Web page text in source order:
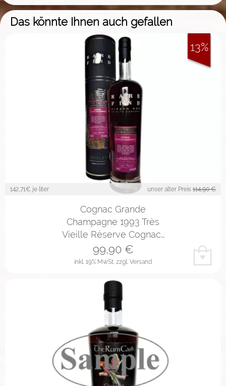
Das könnte Ihnen auch gefallen
142,71€ je liter unser alter Preis 114,90 €
Cognac Grande
Champagne 1993 Très
Vieille Réserve Cognac…
inkl. 19% MwSt. zzgl. Versand
99,90€
13%